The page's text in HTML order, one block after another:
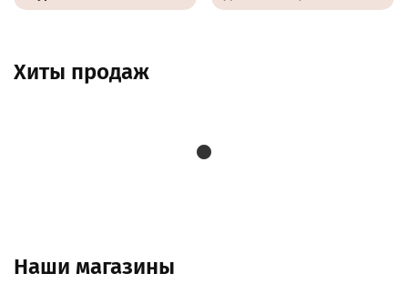
Хиты продаж
Наши магазины